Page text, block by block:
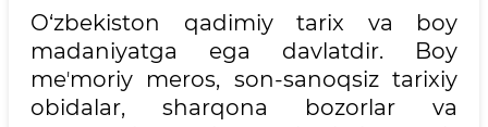
O‘zbekiston qadimiy tarix va boy
madaniyatga ega davlatdir. Boy
meʼmoriy meros, son-sanoqsiz tarixiy
obidalar, sharqona bozorlar va